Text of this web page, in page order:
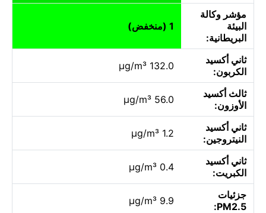
مؤشر وكالة
البيئة
البريطانية:
1 (منخفض)
ثاني أكسيد
الكربون:
132.0 µg/m³
ثالث أكسيد
الأوزون:
56.0 µg/m³
ثاني أكسيد
النيتروجين:
1.2 µg/m³
ثاني أكسيد
الكبريت:
0.4 µg/m³
جزئيات
PM2.5:
9.9 µg/m³